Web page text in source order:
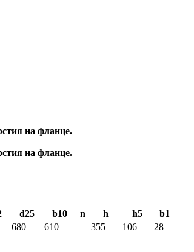
на фланце.
на фланце.
d25 b10 n h h5
b1
680 610 355 106 28